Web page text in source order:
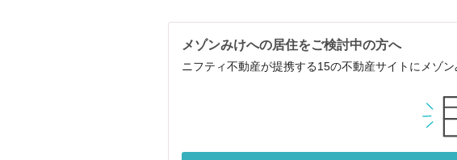
メゾンみけへの居住をご検討中の方へ
ニフティ不動産が提携する15の不動産サイトにメゾ